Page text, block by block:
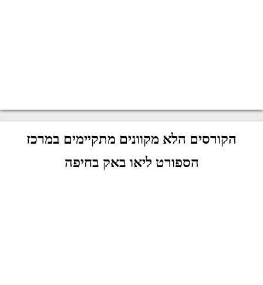
הקורסים הלא מקוונים מתקיימים במרכז
הספורט ליאו באק בחיפה